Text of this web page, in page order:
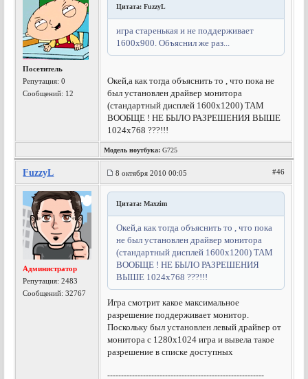
Посетитель
Репутация:0
Сообщений: 12
Цитата: FuzzyL
игра старенькая и не поддерживает
1600х900. Объяснил же раз...
Окей,а как тогда объяснить то , что пока не
был установлен драйвер монитора
(стандартный дисплей 1600х1200) ТАМ
ВООБЩЕ ! НЕ БЫЛО РАЗРЕШЕНИЯ ВЫШЕ
1024х768 ???!!!
Модель ноутбука: G725
FuzzyL 8 октября 2010 00:05 #46
Администратор
Репутация:2483
Сообщений: 32767
Цитата: Maxzim
Окей,а как тогда объяснить то , что пока
не был установлен драйвер монитора
(стандартный дисплей 1600х1200) ТАМ
ВООБЩЕ ! НЕ БЫЛО РАЗРЕШЕНИЯ
ВЫШЕ 1024х768 ???!!!
Игра смотрит какое максимальное
разрешение поддерживает монитор.
Поскольку был установлен левый драйвер от
монитора с 1280х1024 игра и вывела такое
разрешение в списке доступных
---------------------------------------------------------